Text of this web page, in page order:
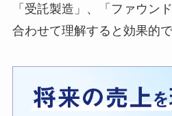
「受託製造」、「ファウン
合わせて理解すると効果的で